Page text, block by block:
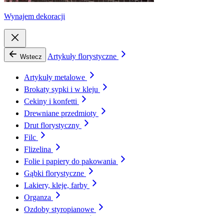
Wynajem dekoracji
Wstecz Artykuły florystyczne
Artykuły metalowe
Brokaty sypki i w kleju
Cekiny i konfetti
Drewniane przedmioty
Drut florystyczny
Filc
Flizelina
Folie i papiery do pakowania
Gąbki florystyczne
Lakiery, kleje, farby
Organza
Ozdoby styropianowe